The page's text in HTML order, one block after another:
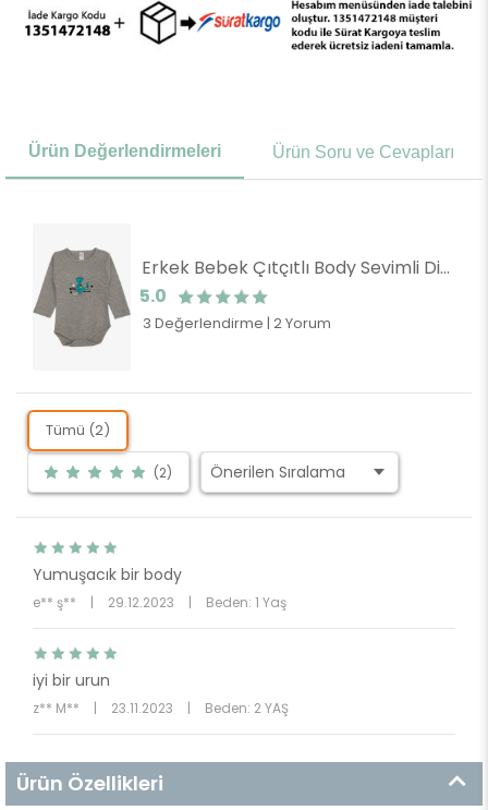
Ürün Değerlendirmeleri Ürün Soru ve Cevapları
Erkek Bebek Çıtçıtlı Body Sevimli Dinozor Baskılı Koyu Gri Melanj (1 Yaş)
5.0
3 Değerlendirme | 2 Yorum
Tümü (2)
(2)
Yumuşacık bir body
e** ş** | 29.12.2023 | Beden: 1 Yaş
iyi bir urun
z** M** | 23.11.2023 | Beden: 2 YAŞ
Ürün Özellikleri